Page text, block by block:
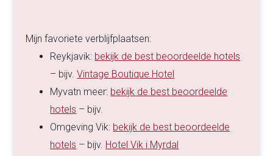
Mijn favoriete verblijfplaatsen:
Reykjavik: bekijk de best beoordeelde hotels
– bijv.Vintage Boutique Hotel
Myvatn meer: bekijk de best beoordeelde
hotels – bijv.
Omgeving Vik: bekijk de best beoordeelde
hotels – bijv. Hotel Vik i Myrdal